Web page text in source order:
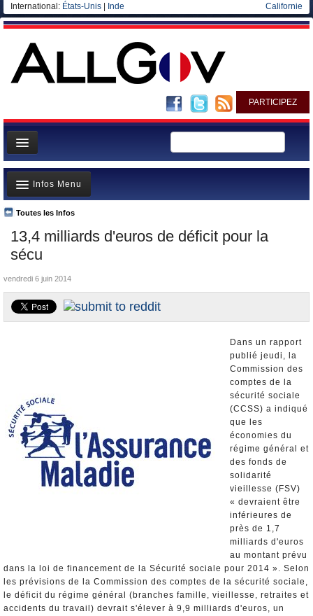
International: États-Unis Inde Californie
PARTICIPEZ
Page d'accueil
Infos
Gouvernement
Ministères/Directions
Blog
Elections européennes
13,4 milliards d'euros de déficit pour la
sécu
Toutes les Infos
Infos Menu
A la Une
Polémiques
La France et le Monde
Nominations et Démissions
vendredi 6 juin 2014
Dans un rapport
publié jeudi, la
Commission des
comptes de la
sécurité sociale
(CCSS) a indiqué
que les
économies du
régime général et
des fonds de
solidarité
vieillesse (FSV)
« devraient être
inférieures de
près de 1,7
milliards d'euros
au montant prévu
dans la loi de financement de la Sécurité sociale pour 2014 ». Selon
les prévisions de la Commission des comptes de la sécurité sociale,
le déficit du régime général (branches famille, vieillesse, retraites et
accidents du travail) devrait s'élever à 9,9 milliards d'euros, un